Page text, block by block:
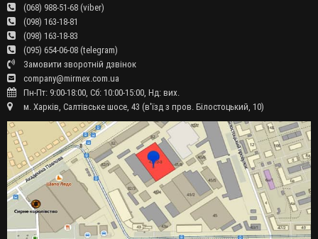
(068) 988-51-68 (viber)
(098) 163-18-81
(098) 163-18-83
(095) 654-06-08 (telegram)
Замовити зворотній дзвінок
company@mirmex.com.ua
Пн-Пт: 9:00-18:00, Сб: 10:00-15:00, Нд: вих.
м. Харків, Салтівське шосе, 43 (в'їзд з пров. Білостоцький, 10)